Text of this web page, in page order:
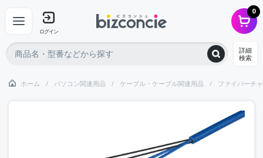
ログイン
0
詳細
検索
ホーム パソコン関連用品 ケーブル・ケーブル関連用品 ファイバーチ